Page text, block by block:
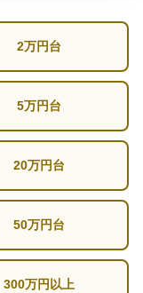
2万円台
5万円台
20万円台
50万円台
300万円以上